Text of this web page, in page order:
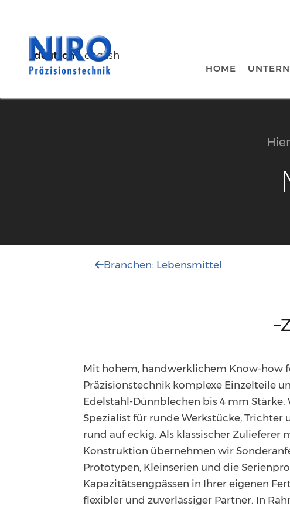
deutsch english
HOME
Branchen: Lebensmittel
–
Mit hohem, handwerklichem Know-how
Präzisionstechnik komplexe Einzelteile
Edelstahl-Dünnblechen bis 4 mm Stärke.
Spezialist für runde Werkstücke, Trichter
rund auf eckig. Als klassischer Zulieferer
Konstruktion übernehmen wir
Prototypen, Kleinserien und die
Kapazitätsengpässen in Ihrer eigenen
flexibler und zuverlässiger Partner. In